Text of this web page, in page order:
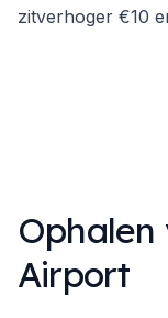
zitverhoger €10
Ophalen
Airport